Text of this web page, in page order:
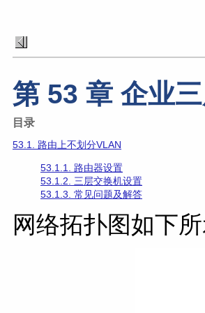
第 53 章 企业
目录
53.1. 路由上不划分VLAN
53.1.1. 路由器设置
53.1.2. 三层交换机设置
53.1.3. 常见问题及解答
网络拓扑图如下所